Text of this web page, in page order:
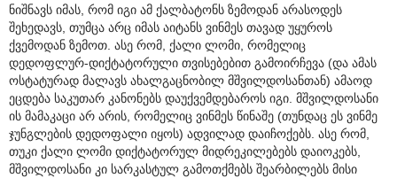
ნიშნავს იმას, რომ იგი ამ ქალბატონს ზემოდან არასოდეს
შეხედავს, თუმცა არც იმას აიტანს ვინმეს თავად უყუროს
ქვემოდან ზემოთ. ასე რომ, ქალი ლომი, რომელიც
დედოფლურ-დიქტატორული თვისებებით გამოირჩევა (და ამას
ოსტატურად მალავს ახალგაცნობილ მშვილდოსანთან) ამაოდ
ეცდება საკუთარ კანონებს დაუქვემდებაროს იგი. მშვილდოსანი
ის მამაკაცი არ არის, რომელიც ვინმეს წინაშე (თუნდაც ეს ვინმე
ჯუნგლების დედოფალი იყოს) ადვილად დაიჩოქებს. ასე რომ,
თუკი ქალი ლომი დიქტატორულ მიდრეკილებებს დაიოკებს,
მშვილდოსანი კი სარკასტულ გამოთქმებს შეარბილებს მისი